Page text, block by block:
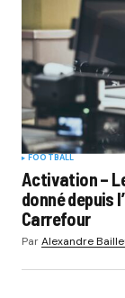
FOOTBALL
Activation –
donné depuis
Carrefour
ParAlexandre